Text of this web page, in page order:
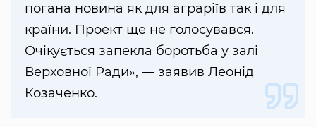
погана новина як для аграріїв так і для
країни. Проект ще не голосувався.
Очікується запекла боротьба у залі
Верховної Ради», — заявив Леонід
Козаченко.